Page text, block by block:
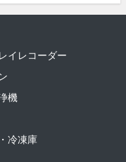
イレコーダー
機
冷凍庫